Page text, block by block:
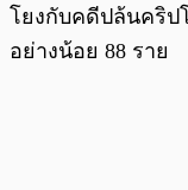
โยงกับคดีปล้นคริป
อย่างน้อย 88 ราย